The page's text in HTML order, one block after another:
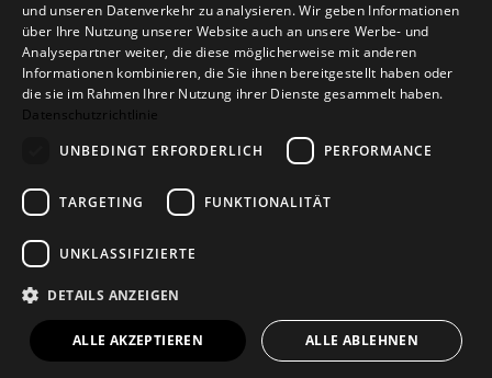
Versand Zahlarten
Retoure
Widerrufsformular
© 2026Baltic Design Shop. Baltic Design Shop
und unseren Datenverkehr zu analysieren. Wir geben Informationen
über Ihre Nutzung unserer Website auch an unsere Werbe- und
Analysepartner weiter, die diese möglicherweise mit anderen
Informationen kombinieren, die Sie ihnen bereitgestellt haben oder
die sie im Rahmen Ihrer Nutzung ihrer Dienste gesammelt haben.
Datenschutzrichtlinie
UNBEDINGT ERFORDERLICH
PERFORMANCE
TARGETING FUNKTIONALITÄT
UNKLASSIFIZIERTE
DETAILS ANZEIGEN
ALLE AKZEPTIEREN ALLE ABLEHNEN